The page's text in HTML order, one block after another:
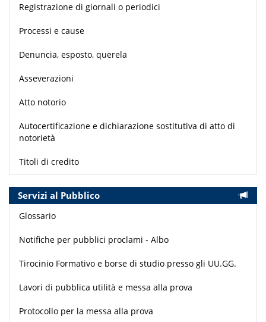
Registrazione di giornali o periodici
Processi e cause
Denuncia, esposto, querela
Asseverazioni
Atto notorio
Autocertificazione e dichiarazione sostitutiva di atto di
notorietà
Titoli di credito
Servizi al Pubblico
Glossario
Notifiche per pubblici proclami - Albo
Tirocinio Formativo e borse di studio presso gli UU.GG.
Lavori di pubblica utilità e messa alla prova
Protocollo per la messa alla prova